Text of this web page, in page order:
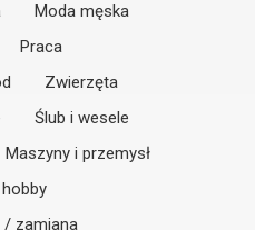
Moda męska
Praca
Zwierzęta
Ślub i wesele
Maszyny i przemysł
/ zamiana